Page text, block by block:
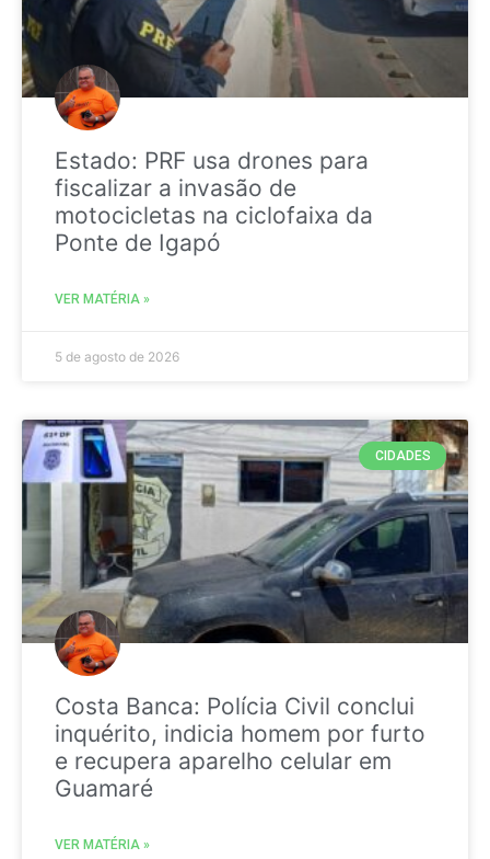
Estado: PRF usa drones para
fiscalizar a invasão de
motocicletas na ciclofaixa da
Ponte de Igapó
VER MATÉRIA »
5 de agosto de 2026
CIDADES
Costa Banca: Polícia Civil conclui
inquérito, indicia homem por furto
e recupera aparelho celular em
Guamaré
VER MATÉRIA »